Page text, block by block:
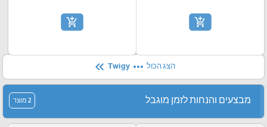
add_shopping_cart
add_shopping_cart
הצג הכול more_horiz
Twigy
keyboard_double_arrow_left
מבצעים והנחות לזמן מוגבל 2 מוצר